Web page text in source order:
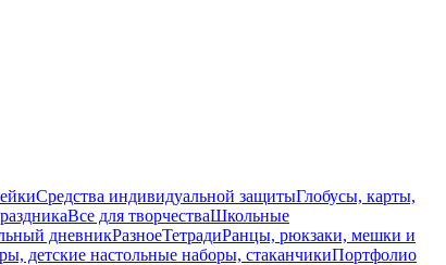
Средства индивидуальной защитыГлобусы, карты,
Все для творчестваШкольные
дневникРазноеТетрадиРанцы, рюкзаки, мешки и
детские настольные наборы, стаканчикиПортфолио